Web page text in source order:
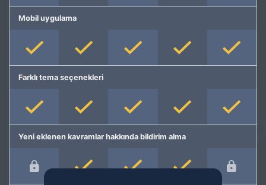
Mobil uygulama
Farklı tema seçenekleri
Yeni eklenen kavramlar hakkında bildirim alma